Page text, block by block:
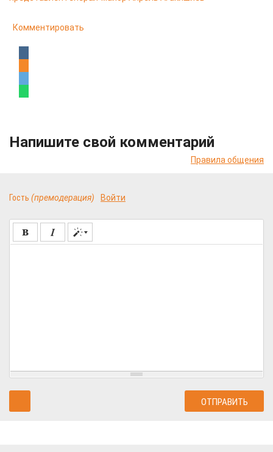
Комментировать
Напишите свой комментарий
Правила общения
Гость (премодерация) Войти